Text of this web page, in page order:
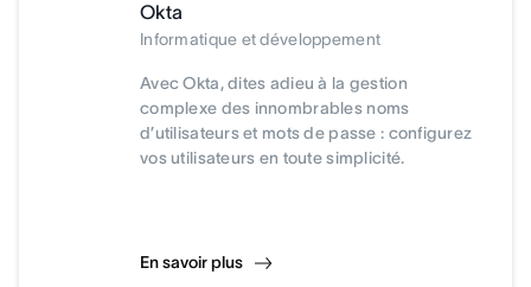
Okta
Informatique et développement
Avec Okta, dites adieu à la gestion
complexe des innombrables noms
d’utilisateurs et mots de passe : configurez
vos utilisateurs en toute simplicité.
En savoir plus